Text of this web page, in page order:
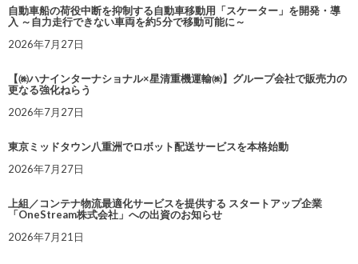
自動車船の荷役中断を抑制する自動車移動用「スケーター」を開発・導
入 ～自力走行できない車両を約5分で移動可能に～
2026年7月27日
【㈱ハナインターナショナル×星清重機運輸㈱】グループ会社で販売力の
更なる強化ねらう
2026年7月27日
東京ミッドタウン八重洲でロボット配送サービスを本格始動
2026年7月27日
上組／コンテナ物流最適化サービスを提供する スタートアップ企業
「OneStream株式会社」への出資のお知らせ
2026年7月21日